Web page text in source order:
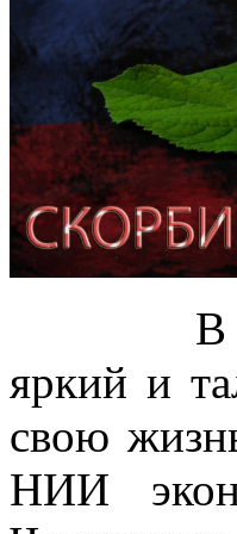
В нашей
яркий и
свою
НИИ